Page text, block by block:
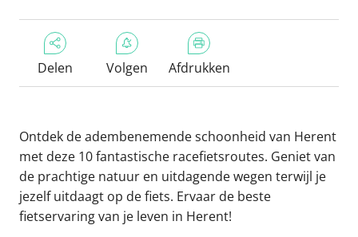
Delen Volgen Afdrukken
Ontdek de adembenemende schoonheid van Herent
met deze 10 fantastische racefietsroutes. Geniet van
de prachtige natuur en uitdagende wegen terwijl je
jezelf uitdaagt op de fiets. Ervaar de beste
fietservaring van je leven in Herent!